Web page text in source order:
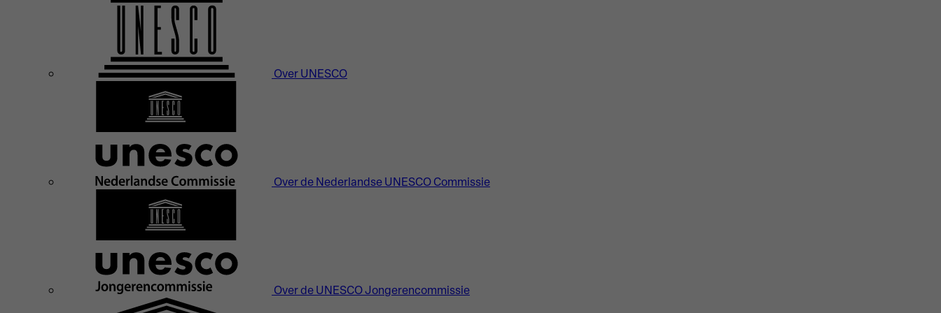
Over UNESCO
Over de Nederlandse UNESCO Commissie
Over de UNESCO Jongerencommissie